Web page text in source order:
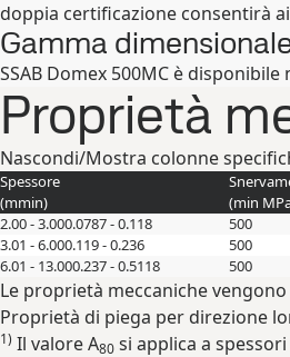
doppia certificazione consentirà
Gamma
SSAB Domex 500MC è
Proprietà
Nascondi/Mostra colonne
Spessore
(mmin) (min
2.00 - 3.000.0787 - 0.118 500
3.01 - 6.000.119 - 0.236 500
6.01 - 13.000.237 - 0.5118 500
Le proprietà meccaniche
Proprietà di piega per direzione
1) Il valore A80 si applica a